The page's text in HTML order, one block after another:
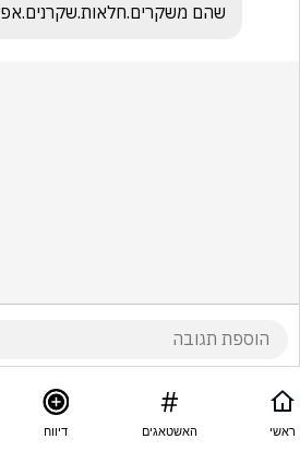
שהם
ראשי האשטאגים דיווח